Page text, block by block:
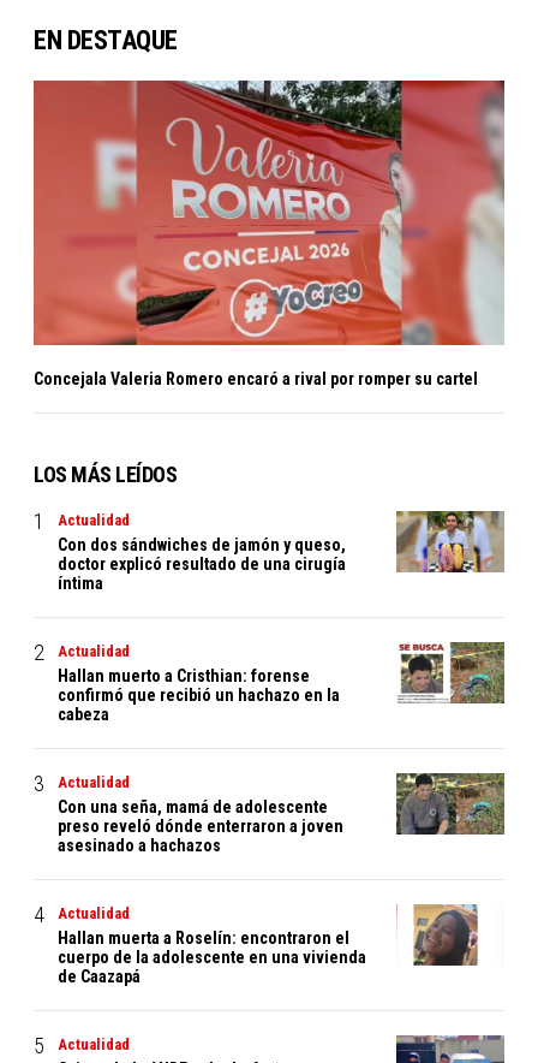
EN DESTAQUE
Concejala Valeria Romero encaró a rival por romper su cartel
LOS MÁS LEÍDOS
Actualidad
Con dos sándwiches de jamón y queso,
doctor explicó resultado de una cirugía
íntima
Actualidad
Hallan muerto a Cristhian: forense
confirmó que recibió un hachazo en la
cabeza
Actualidad
Con una seña, mamá de adolescente
preso reveló dónde enterraron a joven
asesinado a hachazos
Actualidad
Hallan muerta a Roselín: encontraron el
cuerpo de la adolescente en una vivienda
de Caazapá
Actualidad